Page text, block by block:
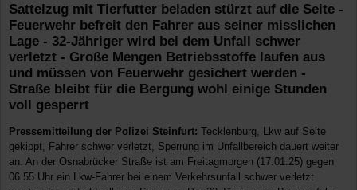
Sattelzug mit Tierfutter beladen stürzt auf die Seite -
Feuerwehr befreit den Fahrer aus seiner misslichen
Lage - 32-Jähriger wird bei dem Unfall schwer
verletzt - Große Mengen Betriebsstoffe laufen aus
und müssen von Feuerwehr gesichert werden -
Straße bleibt für die Bergung wohl einige Stunden
voll gesperrt
Pressemitteilung der Polizei Steinfurt: Tecklenburg, Lkw auf Seite
gekippt, Fahrer schwer verletzt, Sperrung im Unfallbereich dauert weiter
an. An der Osnabrücker Straße ist am Freitagmorgen (17.01.25) gegen
06.55 Uhr ein Lkw-Fahrer bei einem Verkehrsunfall schwer verletzt